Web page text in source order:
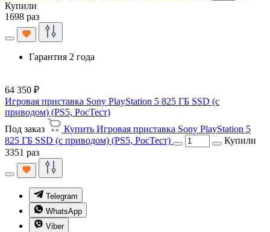
Купили
1698 раз
Гарантия 2 года
64 350 ₽
Игровая приставка Sony PlayStation 5 825 ГБ SSD (c
приводом) (PS5, РосТест)
Под заказ
Купить Игровая приставка Sony PlayStation 5
825 ГБ SSD (c приводом) (PS5, РосТест)
Купили
3351 раз
Telegram
WhatsApp
Viber